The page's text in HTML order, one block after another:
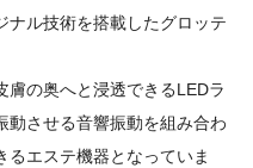
ナル技術を搭載したグロッテ
膚の奥へと浸透できるLEDラ
動させる音響振動を組み合わ
エステ機器となっていま